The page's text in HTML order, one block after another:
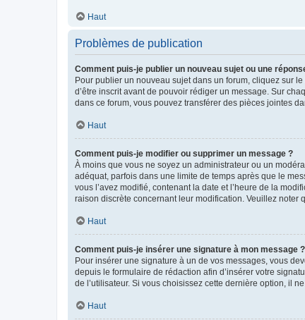
Haut
Problèmes de publication
Comment puis-je publier un nouveau sujet ou une
Pour publier un nouveau sujet dans un forum, cliquez sur
d’être inscrit avant de pouvoir rédiger un message. Sur
dans ce forum, vous pouvez transférer des pièces jointes
Haut
Comment puis-je modifier ou supprimer un message ?
À moins que vous ne soyez un administrateur ou un
adéquat, parfois dans une limite de temps après que le
vous l’avez modifié, contenant la date et l’heure de la
raison discrète concernant leur modification. Veuillez noter
Haut
Comment puis-je insérer une signature à mon message ?
Pour insérer une signature à un de vos messages, vous
depuis le formulaire de rédaction afin d’insérer votre
de l’utilisateur. Si vous choisissez cette dernière option, il
Haut